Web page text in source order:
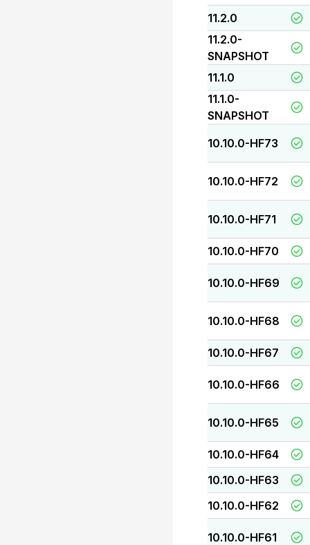
11.2.0
11.2.0-
SNAPSHOT
11.1.0
11.1.0-
SNAPSHOT
10.10.0-HF73
10.10.0-HF72
10.10.0-HF71
10.10.0-HF70
10.10.0-HF69
10.10.0-HF68
10.10.0-HF67
10.10.0-HF66
10.10.0-HF65
10.10.0-HF64
10.10.0-HF63
10.10.0-HF62
10.10.0-HF61